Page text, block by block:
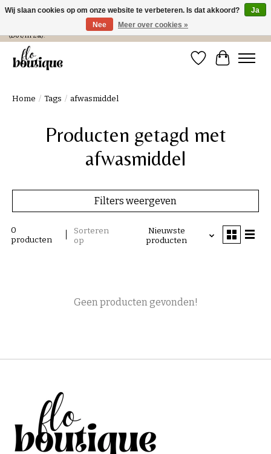
Verzending in NL € 4,99 en gratis bij een bestelling > € 100 of afhalen in de winkel
(Do t/m Za).
Verlanglijst
Home / Tags / afwasmiddel
Producten getagd met
afwasmiddel
Filters weergeven
0
producten
Sorteren
op
Nieuwste
producten
Geen producten gevonden!
Wij slaan cookies op om onze website te verbeteren. Is dat akkoord?
Ja
Nee
Meer over cookies »